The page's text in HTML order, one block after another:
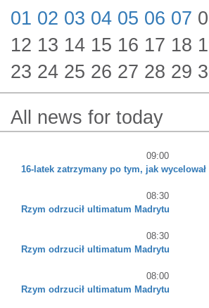
01 02 03 04 05 06 07
12 13 14 15 16 17 18
23 24 25 26 27 28 29
All news for today
09:00
16-latek zatrzymany po tym, jak
08:30
Rzym odrzucił ultimatum Madrytu
08:30
Rzym odrzucił ultimatum Madrytu
08:00
Rzym odrzucił ultimatum Madrytu